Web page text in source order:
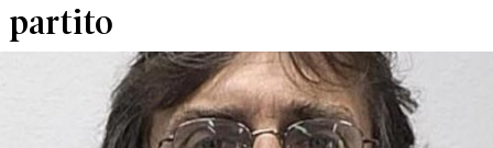
partito